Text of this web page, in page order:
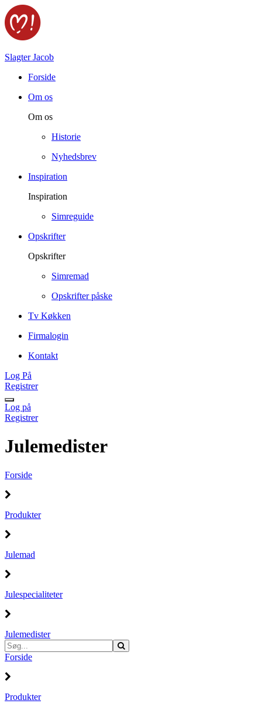
Slagter Jacob
Forside
Om os
Om os
Historie
Nyhedsbrev
Inspiration
Inspiration
Simreguide
Opskrifter
Opskrifter
Simremad
Opskrifter påske
Tv Køkken
Firmalogin
Kontakt
Log På
Registrer
Log på
Registrer
Julemedister
Forside
Produkter
Julemad
Julespecialiteter
Julemedister
Forside
Produkter